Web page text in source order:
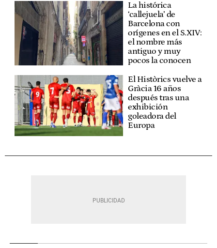
La histórica
‘callejuela’ de
Barcelona con
orígenes en el S.XIV:
el nombre más
antiguo y muy
pocos la conocen
El Històrics vuelve a
Gràcia 16 años
después tras una
exhibición
goleadora del
Europa